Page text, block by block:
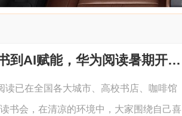
从线下共读、百亿赠书到AI赋能，华为阅读暑期开启全民阅读新场景
读已在全国各大城市、高校书店、咖啡馆
书会，在清凉的环境中，大家围绕自己喜